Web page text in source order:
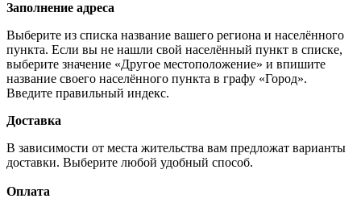
Заполнение адреса
Выберите из списка название вашего региона и населённого
пункта. Если вы не нашли свой населённый пункт в списке,
выберите значение «Другое местоположение» и впишите
название своего населённого пункта в графу «Город».
Введите правильный индекс.
Доставка
В зависимости от места жительства вам предложат варианты
доставки. Выберите любой удобный способ.
Оплата